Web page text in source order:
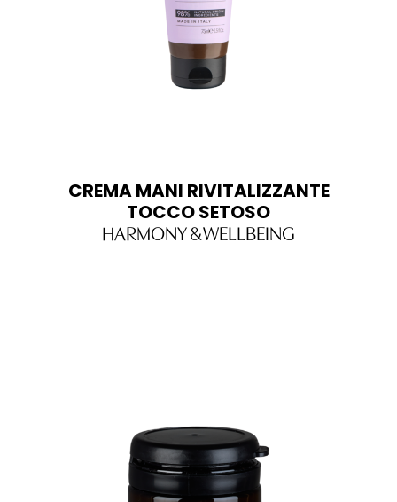
CREMA MANI RIVITALIZZANTE
TOCCO SETOSO
HARMONY & WELLBEING